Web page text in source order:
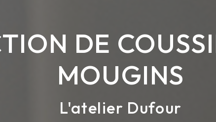
DE
MOUGINS
L'atelier Dufour